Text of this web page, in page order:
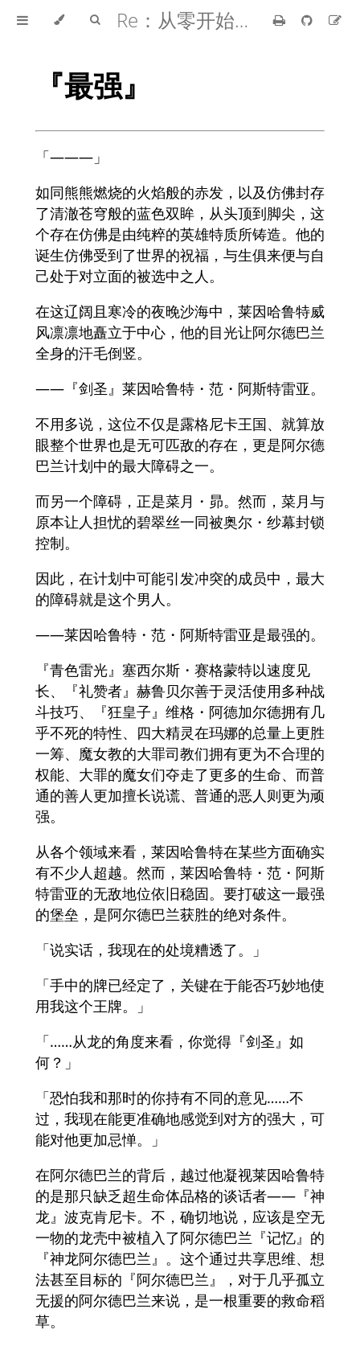
Re：从零开始的异世界生活
『最强』
「———」
如同熊熊燃烧的火焰般的赤发，以及仿佛封存
了清澈苍穹般的蓝色双眸，从头顶到脚尖，这
个存在仿佛是由纯粹的英雄特质所铸造。他的
诞生仿佛受到了世界的祝福，与生俱来便与自
己处于对立面的被选中之人。
在这辽阔且寒冷的夜晚沙海中，莱因哈鲁特威
风凛凛地矗立于中心，他的目光让阿尔德巴兰
全身的汗毛倒竖。
——『剑圣』莱因哈鲁特・范・阿斯特雷亚。
不用多说，这位不仅是露格尼卡王国、就算放
眼整个世界也是无可匹敌的存在，更是阿尔德
巴兰计划中的最大障碍之一。
而另一个障碍，正是菜月・昴。然而，菜月与
原本让人担忧的碧翠丝一同被奥尔・纱幕封锁
控制。
因此，在计划中可能引发冲突的成员中，最大
的障碍就是这个男人。
——莱因哈鲁特・范・阿斯特雷亚是最强的。
『青色雷光』塞西尔斯・赛格蒙特以速度见
长、『礼赞者』赫鲁贝尔善于灵活使用多种战
斗技巧、『狂皇子』维格・阿德加尔德拥有几
乎不死的特性、四大精灵在玛娜的总量上更胜
一筹、魔女教的大罪司教们拥有更为不合理的
权能、大罪的魔女们夺走了更多的生命、而普
通的善人更加擅长说谎、普通的恶人则更为顽
强。
从各个领域来看，莱因哈鲁特在某些方面确实
有不少人超越。然而，莱因哈鲁特・范・阿斯
特雷亚的无敌地位依旧稳固。要打破这一最强
的堡垒，是阿尔德巴兰获胜的绝对条件。
「说实话，我现在的处境糟透了。」
「手中的牌已经定了，关键在于能否巧妙地使
用我这个王牌。」
「……从龙的角度来看，你觉得『剑圣』如
何？」
「恐怕我和那时的你持有不同的意见……不
过，我现在能更准确地感觉到对方的强大，可
能对他更加忌惮。」
在阿尔德巴兰的背后，越过他凝视莱因哈鲁特
的是那只缺乏超生命体品格的谈话者——『神
龙』波克肯尼卡。不，确切地说，应该是空无
一物的龙壳中被植入了阿尔德巴兰『记忆』的
『神龙阿尔德巴兰』。这个通过共享思维、想
法甚至目标的『阿尔德巴兰』，对于几乎孤立
无援的阿尔德巴兰来说，是一根重要的救命稻
草。